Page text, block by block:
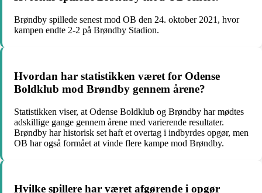
Brøndby spillede senest mod OB den 24. oktober 2021, hvor
kampen endte 2-2 på Brøndby Stadion.
Hvordan har statistikken været for Odense
Boldklub mod Brøndby gennem årene?
Statistikken viser, at Odense Boldklub og Brøndby har mødtes
adskillige gange gennem årene med varierende resultater.
Brøndby har historisk set haft et overtag i indbyrdes opgør, men
OB har også formået at vinde flere kampe mod Brøndby.
Hvilke spillere har været afgørende i opgør